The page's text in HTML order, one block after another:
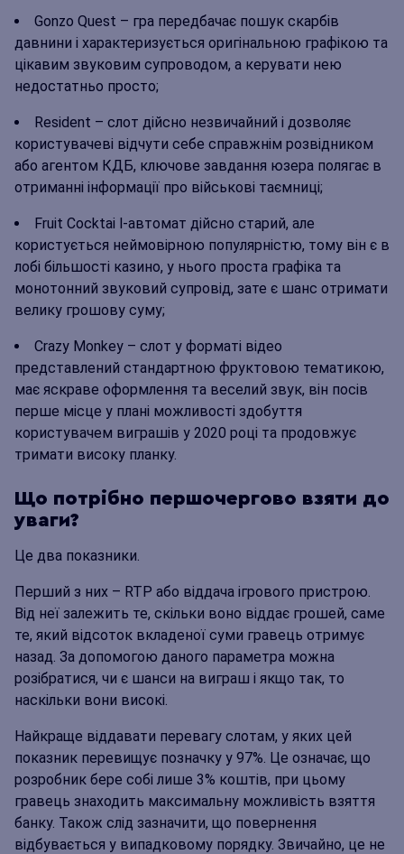
Gonzo Quest – гра передбачає пошук скарбів
давнини і характеризується оригінальною графікою та
цікавим звуковим супроводом, а керувати нею
недостатньо просто;
Resident – слот дійсно незвичайний і дозволяє
користувачеві відчути себе справжнім розвідником
або агентом КДБ, ключове завдання юзера полягає в
отриманні інформації про військові таємниці;
Fruit Cocktai l-автомат дійсно старий, але
користується неймовірною популярністю, тому він є в
лобі більшості казино, у нього проста графіка та
монотонний звуковий супровід, зате є шанс отримати
велику грошову суму;
Crazy Monkey – слот у форматі відео
представлений стандартною фруктовою тематикою,
має яскраве оформлення та веселий звук, він посів
перше місце у плані можливості здобуття
користувачем виграшів у 2020 році та продовжує
тримати високу планку.
Що потрібно першочергово взяти до
уваги?
Це два показники.
Перший з них – RTP або віддача ігрового пристрою.
Від неї залежить те, скільки воно віддає грошей, саме
те, який відсоток вкладеної суми гравець отримує
назад. За допомогою даного параметра можна
розібратися, чи є шанси на виграш і якщо так, то
наскільки вони високі.
Найкраще віддавати перевагу слотам, у яких цей
показник перевищує позначку у 97%. Це означає, що
розробник бере собі лише 3% коштів, при цьому
гравець знаходить максимальну можливість взяття
банку. Також слід зазначити, що повернення
відбувається у випадковому порядку. Звичайно, це не